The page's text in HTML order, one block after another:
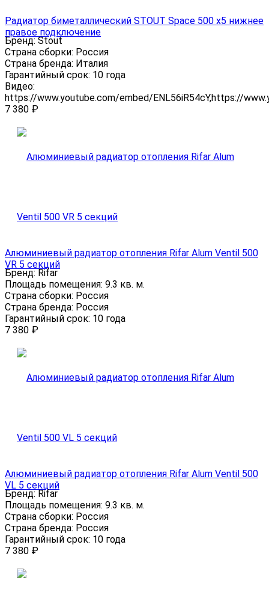
Радиатор биметаллический STOUT Space 500 x5 нижнее
правое подключение
Бренд: Stout
Страна сборки: Россия
Страна бренда: Италия
Гарантийный срок: 10 года
Видео:
https://www.youtube.com/embed/ENL56iR54cY,https://
7 380 ₽
Алюминиевый радиатор отопления Rifar Alum Ventil 500
VR 5 секций
Бренд: Rifar
Площадь помещения: 9.3 кв. м.
Страна сборки: Россия
Страна бренда: Россия
Гарантийный срок: 10 года
7 380 ₽
Алюминиевый радиатор отопления Rifar Alum Ventil 500
VL 5 секций
Бренд: Rifar
Площадь помещения: 9.3 кв. м.
Страна сборки: Россия
Страна бренда: Россия
Гарантийный срок: 10 года
7 380 ₽